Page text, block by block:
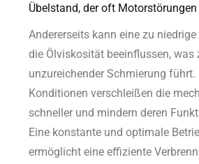
Übelstand, der oft
Andererseits kann eine zu
die Ölviskosität beeinflussen, was
unzureichender Schmierung führt.
Konditionen verschleißen die
schneller und mindern deren
Eine konstante und optimale
ermöglicht eine effiziente